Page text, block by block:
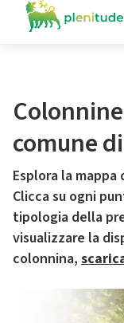
comune
Esplora la
Clicca su ogni
tipologia della
visualizzare la
colonnina,